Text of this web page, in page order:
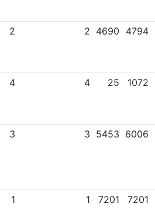
2 2 4690 4794
4 4 25 1072
3 3 5453 6006
1 1 7201 7201